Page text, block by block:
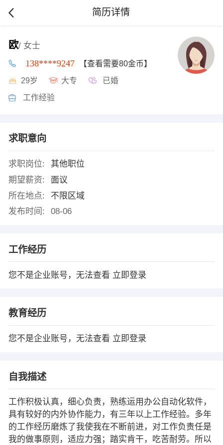
简历详情
欧/ 女士
138****9247 【查看需要80金币】
29岁 大专 已婚
工作经验
求职意向
求职岗位:
其他职位
期望薪资:
面议
所在地点:
不限区域
发布时间:
08-06
工作经历
您不是企业账号，无法查看 立即登录
教育经历
您不是企业账号，无法查看 立即登录
自我描述
工作积极认真，细心负责，熟练运用办公自动化软件，
具有较好的内外协作能力，有三年以上工作经验。多年
的工作经历磨炼了我使我在不断前进，对工作负责任是
我的做事原则，适应力强；踏实肯干，吃苦耐劳。所以